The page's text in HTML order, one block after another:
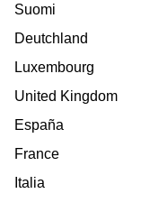
Suomi
Deutchland
Luxembourg
United Kingdom
España
France
Italia